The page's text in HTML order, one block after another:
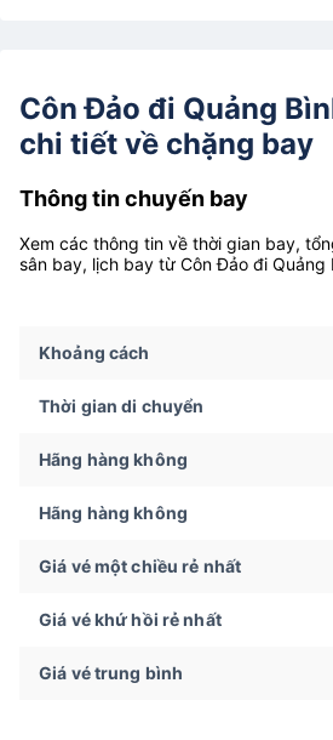
Côn Đảo đi Quảng
chi tiết về chặng bay
Thông tin chuyến bay
Xem các thông tin về thời gian bay,
sân bay, lịch bay từ Côn Đảo đi Quảng
Khoảng cách
Thời gian di chuyển
Hãng hàng không
Hãng hàng không
Giá vé một chiều rẻ nhất
Giá vé khứ hồi rẻ nhất
Giá vé trung bình